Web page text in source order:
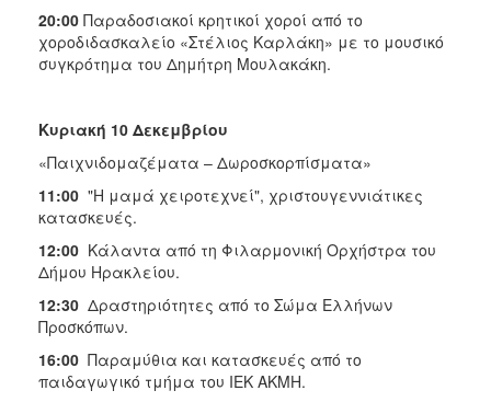
20:00 Παραδοσιακοί κρητικοί χοροί από το
χοροδιδασκαλείο «Στέλιος Καρλάκη» με το μουσικό
συγκρότημα του Δημήτρη Μουλακάκη.
Κυριακή 10 Δεκεμβρίου
«Παιχνιδομαζέματα – Δωροσκορπίσματα»
11:00 "Η μαμά χειροτεχνεί", χριστουγεννιάτικες
κατασκευές.
12:00 Κάλαντα από τη Φιλαρμονική Ορχήστρα του
Δήμου Ηρακλείου.
12:30 Δραστηριότητες από το Σώμα Ελλήνων
Προσκόπων.
16:00 Παραμύθια και κατασκευές από το
παιδαγωγικό τμήμα του IEK AKMH.